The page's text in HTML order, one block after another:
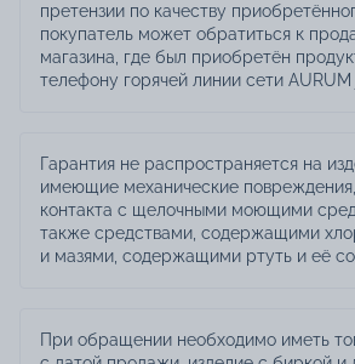
претензии по качеству
покупатель может обратиться к
магазина, где был приобретён
телефону горячей линии сети
Гарантия не распространяется на
имеющие механические
контакта с щелочными моющими
также средствами, содержащими
и мазями, содержащими ртуть и её
При обращении необходимо иметь